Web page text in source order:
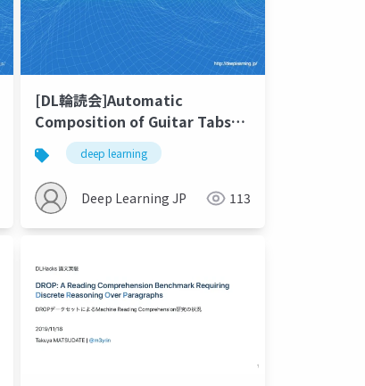
[DL輪読会]Automatic
Composition of Guitar Tabs
by Transformers and Groove
Modeling
deep learning
Deep Learning JP 113